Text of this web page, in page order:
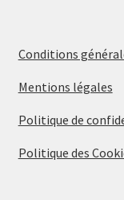
Conditions
Mentions légales
Politique de
Politique des